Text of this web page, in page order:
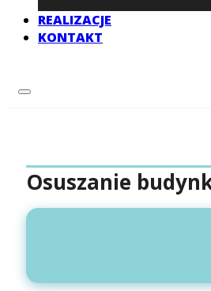
REALIZACJE
KONTAKT
Osuszanie